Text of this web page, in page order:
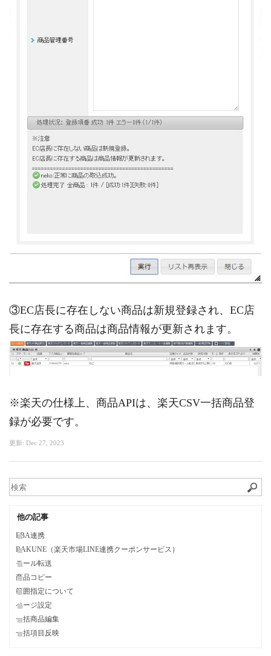
③EC店長に存在しない商品は新規登録され、EC店
長に存在する商品は商品情報が更新されます。
※楽天の仕様上、商品APIは、楽天CSV一括商品登
録が必要です。
更新: Dec 27, 2023
他の記事
FBA連携
RAKUNE（楽天市場LINE連携クーポンサービス）
モール転送
商品コピー
範囲指定について
ページ設定
一括商品編集
一括項目反映